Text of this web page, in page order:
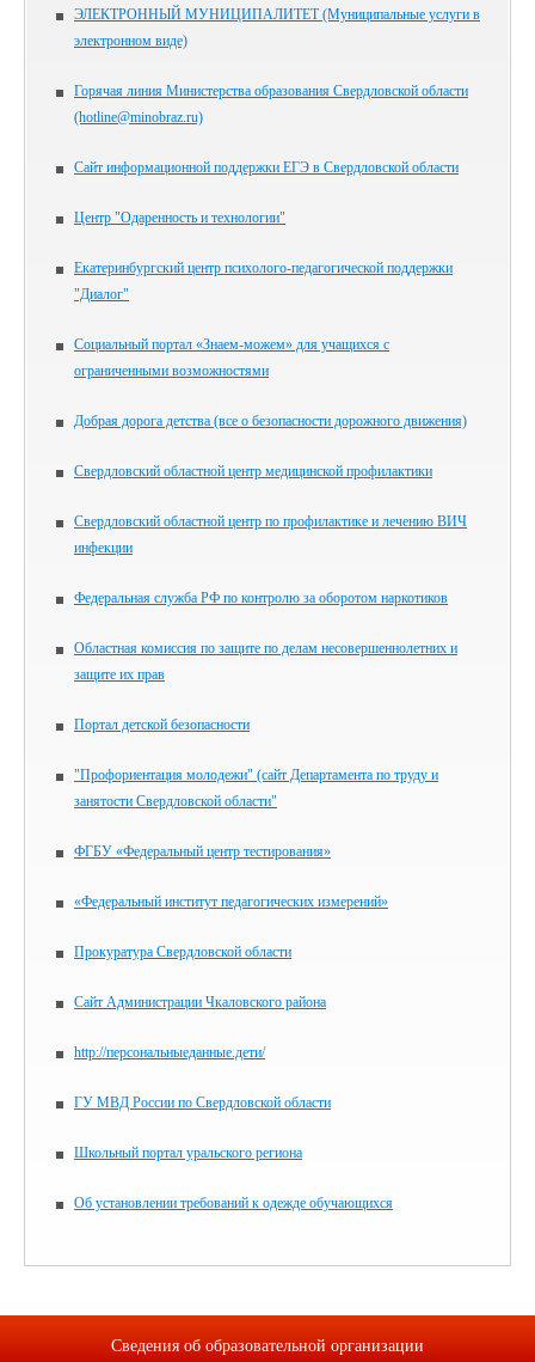
ЭЛЕКТРОННЫЙ МУНИЦИПАЛИТЕТ (Муниципальные услуги в
электронном виде)
Горячая линия Министерства образования Свердловской области
(hotline@minobraz.ru)
Сайт информационной поддержки ЕГЭ в Свердловской области
Центр "Одаренность и технологии"
Екатеринбургский центр психолого-педагогической поддержки
"Диалог"
Социальный портал «Знаем-можем» для учащихся с
ограниченными возможностями
Добрая дорога детства (все о безопасности дорожного движения)
Свердловский областной центр медицинской профилактики
Свердловский областной центр по профилактике и лечению ВИЧ
инфекции
Федеральная служба РФ по контролю за оборотом наркотиков
Областная комиссия по защите по делам несовершеннолетних и
защите их прав
Портал детской безопасности
"Профориентация молодежи" (сайт Департамента по труду и
занятости Свердловской области"
ФГБУ «Федеральный центр тестирования»
«Федеральный институт педагогических измерений»
Прокуратура Свердловской области
Сайт Администрации Чкаловского района
http://персональныеданные.дети/
ГУ МВД России по Свердловской области
Школьный портал уральского региона
Об установлении требований к одежде обучающихся
Сведения об образовательной организации